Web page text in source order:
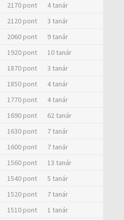
2170 pont
4 tanár
2120 pont
3 tanár
2060 pont
9 tanár
1920 pont
10 tanár
1870 pont
3 tanár
1850 pont
4 tanár
1770 pont
4 tanár
1690 pont
62 tanár
1630 pont
7 tanár
1600 pont
7 tanár
1560 pont
13 tanár
1540 pont
5 tanár
1520 pont
7 tanár
1510 pont
1 tanár